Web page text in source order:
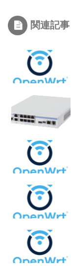
関連記事